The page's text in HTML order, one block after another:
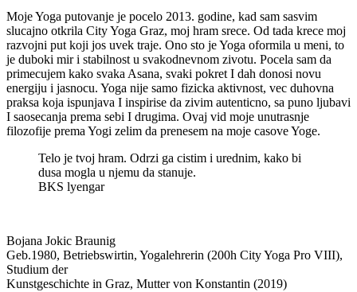
Moje Yoga putovanje je pocelo 2013. godine, kad sam sasvim
slucajno otkrila City Yoga Graz, moj hram srece. Od tada krece moj
razvojni put koji jos uvek traje. Ono sto je Yoga oformila u meni, to
je duboki mir i stabilnost u svakodnevnom zivotu. Pocela sam da
primecujem kako svaka Asana, svaki pokret I dah donosi novu
energiju i jasnocu. Yoga nije samo fizicka aktivnost, vec duhovna
praksa koja ispunjava I inspirise da zivim autenticno, sa puno ljubavi
I saosecanja prema sebi I drugima. Ovaj vid moje unutrasnje
filozofije prema Yogi zelim da prenesem na moje casove Yoge.
Telo je tvoj hram. Odrzi ga cistim i urednim, kako bi
dusa mogla u njemu da stanuje.
BKS lyengar
Bojana Jokic Braunig
Geb.1980, Betriebswirtin, Yogalehrerin (200h City Yoga Pro VIII),
Studium der
Kunstgeschichte in Graz, Mutter von Konstantin (2019)